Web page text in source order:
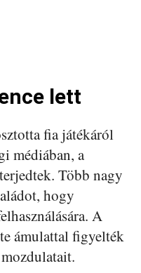
lett
fia játékáról
médiában, a
Több nagy
hogy
A
ámulattal figyelték